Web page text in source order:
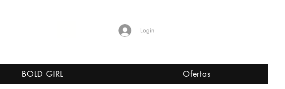
Login
BOLD GIRL Ofertas